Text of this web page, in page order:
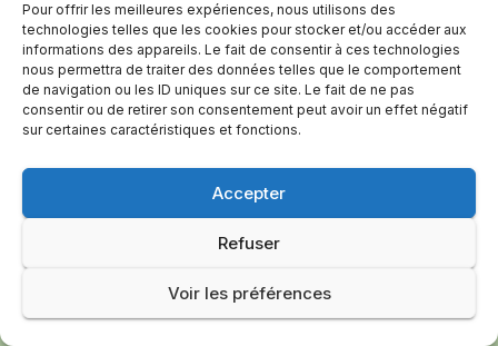
Pour offrir les meilleures expériences, nous utilisons des
technologies telles que les cookies pour stocker et/ou accéder aux
informations des appareils. Le fait de consentir à ces technologies
nous permettra de traiter des données telles que le comportement
de navigation ou les ID uniques sur ce site. Le fait de ne pas
consentir ou de retirer son consentement peut avoir un effet négatif
sur certaines caractéristiques et fonctions.
Accepter
Refuser
Voir les préférences
Théâtre de Pertuis